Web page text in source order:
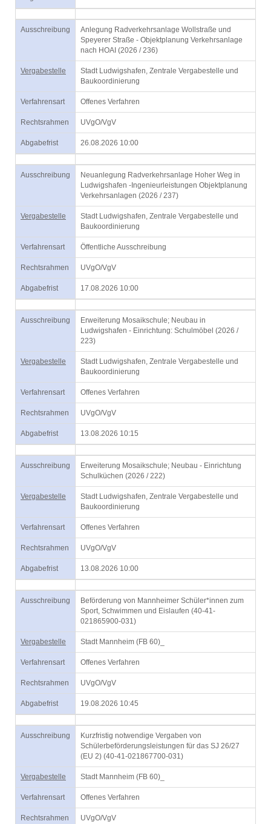
Ausschreibung
Anlegung Radverkehrsanlage Wollstraße und
Speyerer Straße - Objektplanung Verkehrsanlage
nach HOAI (2026 / 236)
Vergabestelle
Stadt Ludwigshafen, Zentrale Vergabestelle und
Baukoordinierung
Verfahrensart Offenes Verfahren
Rechtsrahmen UVgO/VgV
Abgabefrist 26.08.2026 10:00
Ausschreibung
Neuanlegung Radverkehrsanlage Hoher Weg in
Ludwigshafen -Ingenieurleistungen Objektplanung
Verkehrsanlagen (2026 / 237)
Vergabestelle
Stadt Ludwigshafen, Zentrale Vergabestelle und
Baukoordinierung
Verfahrensart Öffentliche Ausschreibung
Rechtsrahmen UVgO/VgV
Abgabefrist 17.08.2026 10:00
Ausschreibung
Erweiterung Mosaikschule; Neubau in
Ludwigshafen - Einrichtung: Schulmöbel (2026 /
223)
Vergabestelle
Stadt Ludwigshafen, Zentrale Vergabestelle und
Baukoordinierung
Verfahrensart Offenes Verfahren
Rechtsrahmen UVgO/VgV
Abgabefrist 13.08.2026 10:15
Ausschreibung
Erweiterung Mosaikschule; Neubau - Einrichtung
Schulküchen (2026 / 222)
Vergabestelle
Stadt Ludwigshafen, Zentrale Vergabestelle und
Baukoordinierung
Verfahrensart Offenes Verfahren
Rechtsrahmen UVgO/VgV
Abgabefrist 13.08.2026 10:00
Ausschreibung
Beförderung von Mannheimer Schüler*innen zum
Sport, Schwimmen und Eislaufen (40-41-
021865900-031)
Vergabestelle Stadt Mannheim (FB 60)_
Verfahrensart Offenes Verfahren
Rechtsrahmen UVgO/VgV
Abgabefrist 19.08.2026 10:45
Ausschreibung
Kurzfristig notwendige Vergaben von
Schülerbeförderungsleistungen für das SJ 26/27
(EU 2) (40-41-021867700-031)
Vergabestelle Stadt Mannheim (FB 60)_
Verfahrensart Offenes Verfahren
Rechtsrahmen UVgO/VgV